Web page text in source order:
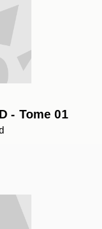
- Tome 01